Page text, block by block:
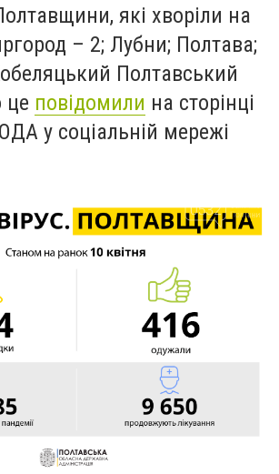
які хворіли на
– 2; Лубни; Полтава;
Полтавський
це повідомили на сторінці
у соціальній мережі